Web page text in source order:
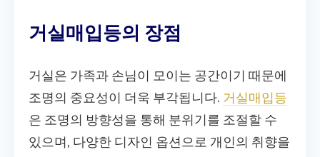
거실매입등의 장점
거실은 가족과 손님이 모이는 공간이기 때문에
조명의 중요성이 더욱 부각됩니다. 거실매입등
은 조명의 방향성을 통해 분위기를 조절할 수
있으며, 다양한 디자인 옵션으로 개인의 취향을